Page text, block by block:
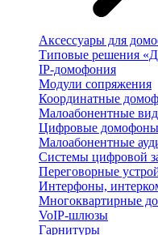
Аксессуары для
Типовые решения
IP-домофония
Модули сопряжения
Координатные
Малоабонентные
Цифровые домофоны
Малоабонентные
Системы цифровой
Переговорные
Интерфоны,
Многоквартирные
VoIP-шлюзы
Гарнитуры